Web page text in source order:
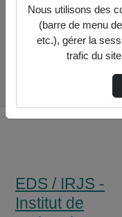
Accueil
EDS / IRJS - Institut
de recherche juridique
de la Sorbonne
EDS / IRJS -
Institut de
Nous utilisons des
(barre de menu
etc.), gérer la
trafic du